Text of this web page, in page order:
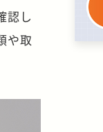
認し
や取